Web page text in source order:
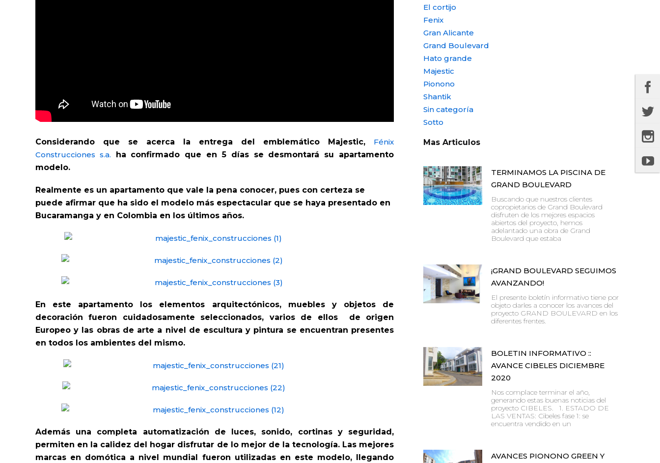
Considerando que se acerca la entrega del emblemático Majestic,
Fénix
Construcciones s.a.
ha confirmado que en 5 días se desmontará su apartamento
modelo.
Realmente es un apartamento que vale la pena conocer, pues con certeza se
puede afirmar que ha sido el modelo más espectacular que se haya presentado en
Bucaramanga y en Colombia en los últimos años.
En este apartamento los elementos arquitectónicos, muebles y objetos de
decoración fueron cuidadosamente seleccionados, varios de ellos de origen
Europeo y las obras de arte a nivel de escultura y pintura se encuentran presentes
en todos los ambientes del mismo.
Además una completa automatización de luces, sonido, cortinas y seguridad,
permiten en la calidez del hogar disfrutar de lo mejor de la tecnología. Las mejores
marcas en domótica a nivel mundial fueron utilizadas en este modelo, llegando
El cortijo
Fenix
Gran Alicante
Grand Boulevard
Hato grande
Majestic
Pionono
Shantik
Sin categoría
Sotto
Mas Articulos
TERMINAMOS LA PISCINA DE
GRAND BOULEVARD
Buscando que nuestros clientes
copropietarios de Grand Boulevard
disfruten de los mejores espacios
abiertos del proyecto, hemos
adelantado una obra de Grand
Boulevard que estaba
¡GRAND BOULEVARD SEGUIMOS
AVANZANDO!
El presente boletín informativo tiene por
objeto darles a conocer los avances del
proyecto GRAND BOULEVARD en los
diferentes frentes.
BOLETIN INFORMATIVO ::
AVANCE CIBELES DICIEMBRE
2020
Nos complace terminar el año,
generando estas buenas noticias del
proyecto CIBELES. 1. ESTADO DE
LAS VENTAS: Cibeles fase 1: se
encuentra vendido en un
AVANCES PIONONO GREEN Y